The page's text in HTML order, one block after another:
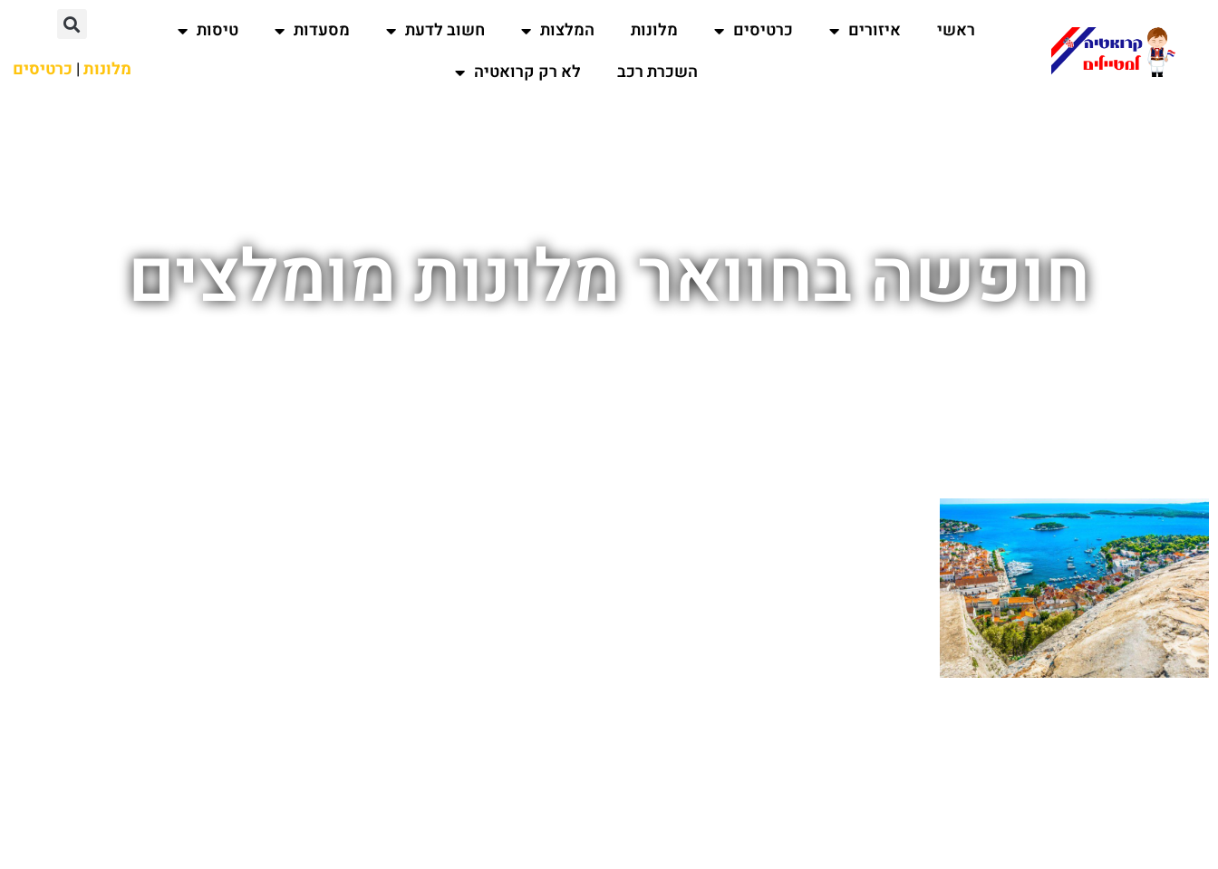
ראשי איזורים כרטיסים מלונות המלצות חשוב לדעת מסעדות
טיסות
השכרת רכב
לא רק קרואטיה מלונות| כרטיסים
חופשה בחוואר מלונות מומלצים